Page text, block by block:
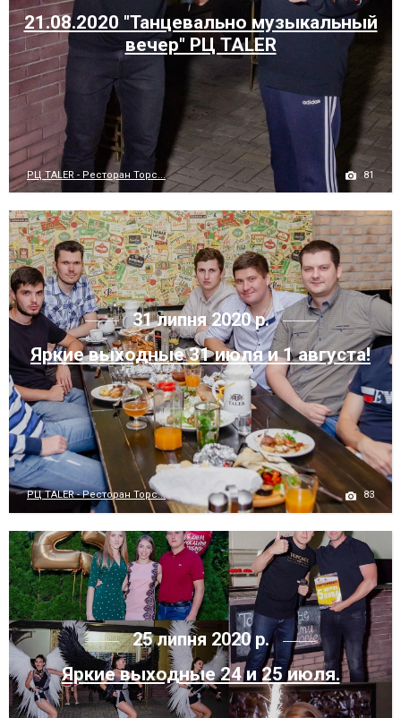
21.08.2020 "Танцевально музыкальный
вечер" РЦ TALER
РЦ TALER - Ресторан Торс... 81
31 липня 2020 р.
Яркие выходные 31 июля и 1 августа!
РЦ TALER - Ресторан Торс... 83
25 липня 2020 р.
Яркие выходные 24 и 25 июля.